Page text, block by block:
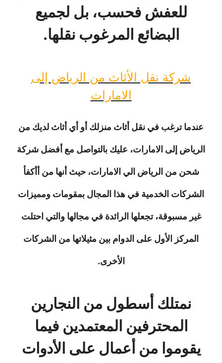
للعفش فحسب، بل لجميع
البضائع المرغوب نقلها.
شركة نقل الأثاث من الرياض إلى
الامارات
عندما ترغب في نقل أثاث منزلك أو أي أثاث لديك من
الرياض إلى الامارات، عليك بالتواصل مع أفضل شركة
شحن من الرياض الي الامارات، حيث أنها من أأكفأ
الشركات الخدمية في هذا المجال بمقومات ومميزات
غير مسبوقة، تجعلها الرائدة في مجالها والتي احتلت
المركز الأول على الدوام بين مثيلاتها من الشركات
الأخرى.
نمتلك أسطول من النجارين
المحترفين المعتمدين فيما
يقوموا من أعمال على الأدوات